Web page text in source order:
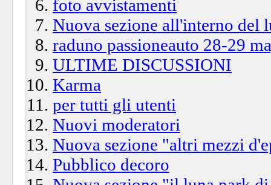
foto avvistamenti
Nuova sezione all'interno del
raduno passioneauto 28-29
ULTIME DISCUSSIONI
Karma
per tutti gli utenti
Nuovi moderatori
Nuova sezione "altri mezzi
Pubblico decoro